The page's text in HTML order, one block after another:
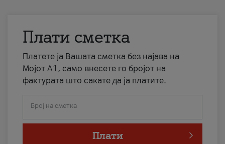
Плати сметка
Платете ја Вашата сметка без најава на
Мојот А1, само внесете го бројот на
фактурата што сакате да ја платите.
Број на сметка
Плати